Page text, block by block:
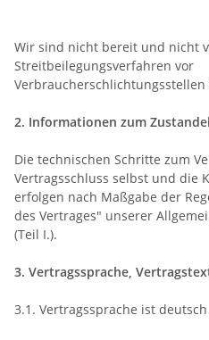
Wir sind nicht bereit und nicht
Streitbeilegungsverfahren vor
2. Informationen zum
Die technischen Schritte zum
Vertragsschluss selbst und die
erfolgen nach Maßgabe der
des Vertrages" unserer
(Teil I.).
3. Vertragssprache,
3.1. Vertragssprache ist deutsch